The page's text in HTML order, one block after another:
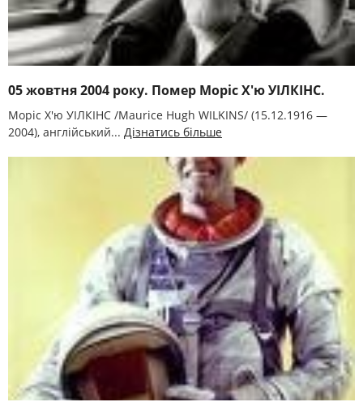
05 жовтня 2004 року. Помер Моріс Х'ю УІЛКІНС.
Моріс Х'ю УІЛКІНС /Maurice Hugh WILKINS/ (15.12.1916 —
2004), англійський... Дізнатись більше